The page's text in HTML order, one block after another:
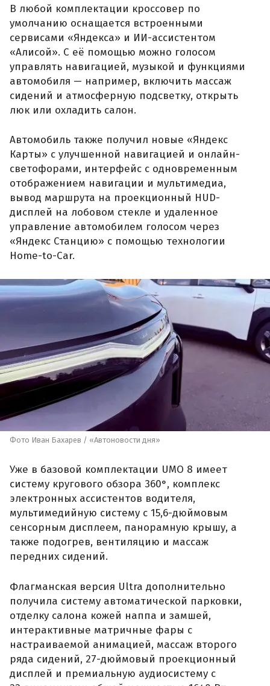
В любой комплектации кроссовер по
умолчанию оснащается встроенными
сервисами «Яндекса» и ИИ-ассистентом
«Алисой». С её помощью можно голосом
управлять навигацией, музыкой и функциями
автомобиля — например, включить массаж
сидений и атмосферную подсветку, открыть
люк или охладить салон.
Автомобиль также получил новые «Яндекс
Карты» с улучшенной навигацией и онлайн-
светофорами, интерфейс с одновременным
отображением навигации и мультимедиа,
вывод маршрута на проекционный HUD-
дисплей на лобовом стекле и удаленное
управление автомобилем голосом через
«Яндекс Станцию» с помощью технологии
Home-to-Car.
Фото Иван Бахарев / «Автоновости дня»
Уже в базовой комплектации UMO 8 имеет
систему кругового обзора 360°, комплекс
электронных ассистентов водителя,
мультимедийную систему с 15,6-дюймовым
сенсорным дисплеем, панорамную крышу, а
также подогрев, вентиляцию и массаж
передних сидений.
Флагманская версия Ultra дополнительно
получила систему автоматической парковки,
отделку салона кожей наппа и замшей,
интерактивные матричные фары с
настраиваемой анимацией, массаж второго
ряда сидений, 27-дюймовый проекционный
дисплей и премиальную аудиосистему с